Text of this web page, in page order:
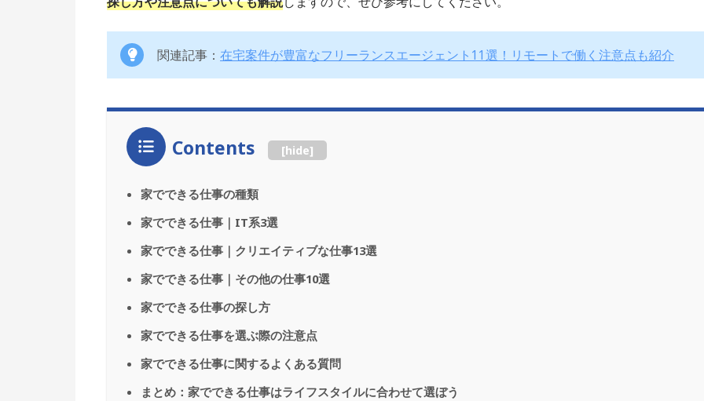
関連記事： 在宅案件が豊富なフリーランスエージェント11選！リモートで働く注意点も紹介
Contents [hide]
家でできる仕事の種類
家でできる仕事｜IT系3選
家でできる仕事｜クリエイティブな仕事13選
家でできる仕事｜その他の仕事10選
家でできる仕事の探し方
家でできる仕事を選ぶ際の注意点
家でできる仕事に関するよくある質問
まとめ：家でできる仕事はライフスタイルに合わせて選ぼう